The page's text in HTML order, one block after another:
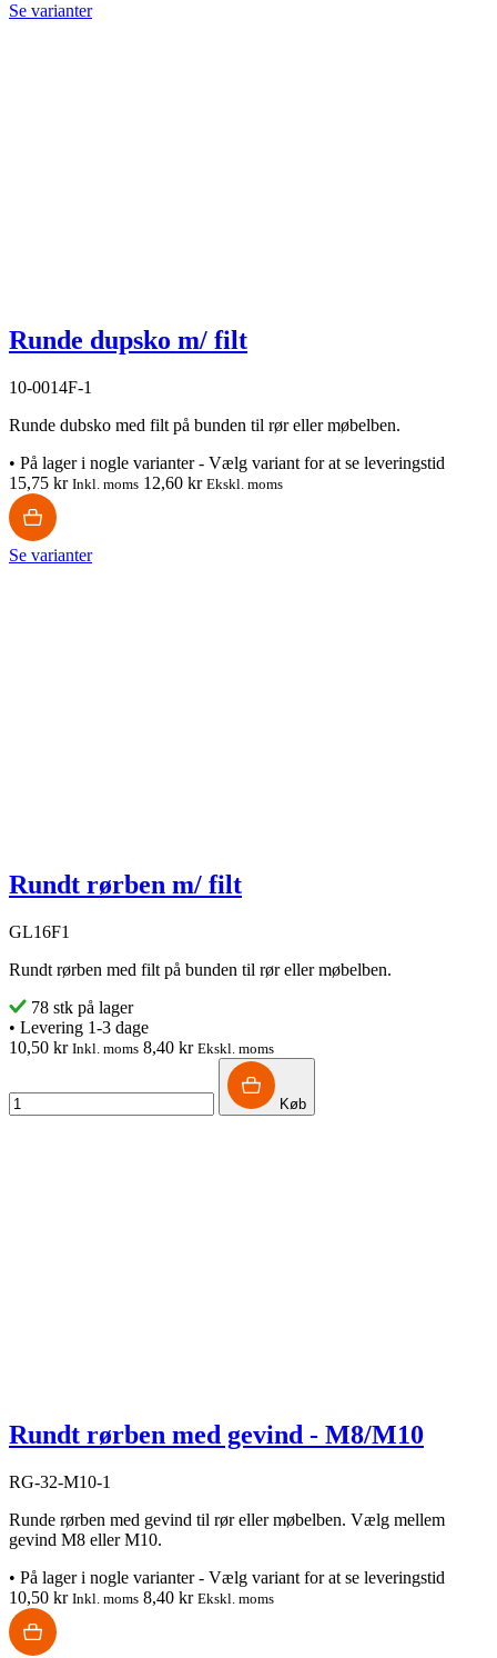
Se varianter
Runde dupsko m/ filt
10-0014F-1
Runde dubsko med filt på bunden til rør eller møbelben.
• På lager i nogle varianter - Vælg variant for at se leveringstid
15,75 kr Inkl. moms 12,60 kr Ekskl. moms
Se varianter
Rundt rørben m/ filt
GL16F1
Rundt rørben med filt på bunden til rør eller møbelben.
78 stk på lager
• Levering 1-3 dage
10,50 kr Inkl. moms 8,40 kr Ekskl. moms
Køb
Rundt rørben med gevind - M8/M10
RG-32-M10-1
Runde rørben med gevind til rør eller møbelben. Vælg mellem
gevind M8 eller M10.
• På lager i nogle varianter - Vælg variant for at se leveringstid
10,50 kr Inkl. moms 8,40 kr Ekskl. moms